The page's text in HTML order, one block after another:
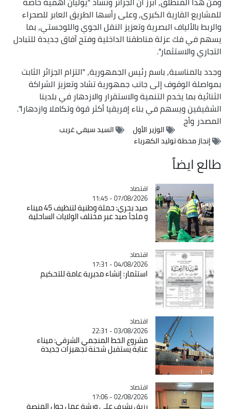
للمشاريع القارية الكبرى, وعلى رأسها الطريق العابر للصحراء
والربط بالألياف البصرية وتعزيز النقل الجوي واللوجستي, بما
يسهم في فك عزلة مناطقنا الداخلية وفتح آفاق جديدة للتبادل
التجاري والاستثمار".
وجدد بالمناسبة, باسم رئيس الجمهورية, "التزام الجزائر الثابت
بمواصلة الوقوف إلى جانب جمهورية تشاد وتعزيز الشراكة
الثنائية بما يخدم التنمية والاستقرار والازدهار في بلدينا
الشقيقين ويسهم في بناء إفريقيا أكثر قوة وتكاملا وازدهارا".
المصدروأج
الوزير الأول
السيد سيفي غريب
إنجاز محطة توليد الكهرباء
طالع ايضاً
Catégorie
اقتصاد
07/08/2026 - 11:45
صيد بحري: حملة وطنية لتنظيف 45 ميناء
و ملجأ صيد عبر مختلف الولايات الساحلية
Catégorie
اقتصاد
04/08/2026 - 17:31
استثمار: إنشاء مديرية عامة للتحكيم
Catégorie
اقتصاد
03/08/2026 - 22:31
مشروع الخط المنجمي الشرقي: ميناء
عنابة يستقبل شحنة تجهيزات جديدة
Catégorie
اقتصاد
02/08/2026 - 17:06
رزيق يشرف على ورشة عمل حول المنصة